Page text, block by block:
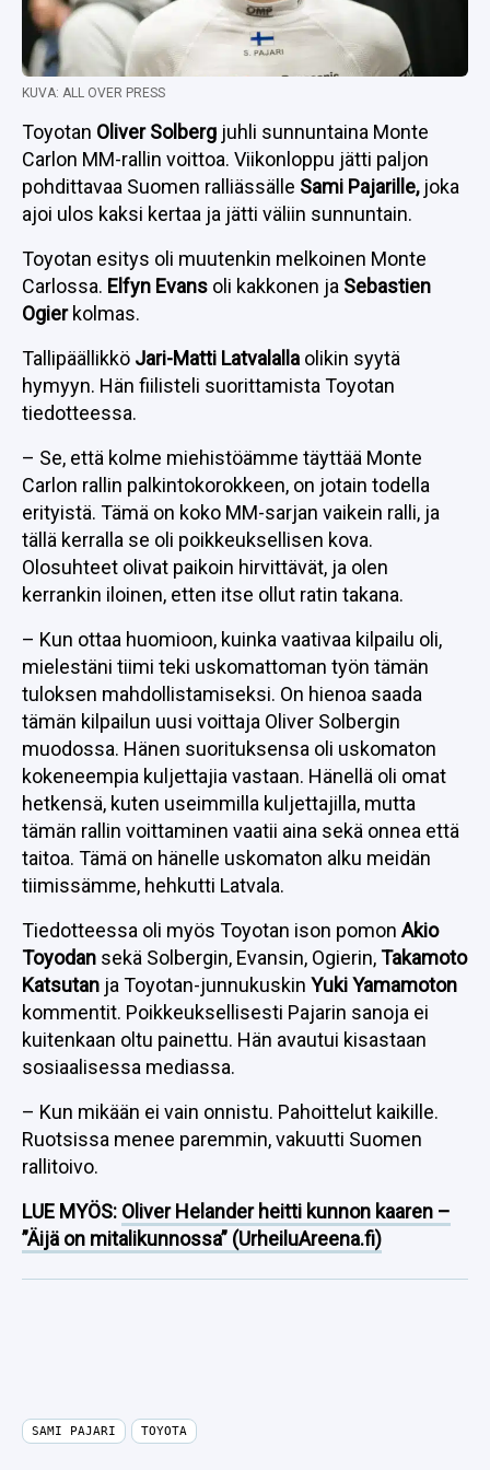
KUVA: ALL OVER PRESS
Toyotan Oliver Solberg juhli sunnuntaina Monte
Carlon MM-rallin voittoa. Viikonloppu jätti paljon
pohdittavaa Suomen ralliässälle Sami Pajarille,joka
ajoi ulos kaksi kertaa ja jätti väliin sunnuntain.
Toyotan esitys oli muutenkin melkoinen Monte
Carlossa. Elfyn Evans oli kakkonen ja Sebastien
Ogierkolmas.
Tallipäällikkö Jari-Matti Latvalalla olikin syytä
hymyyn. Hän fiilisteli suorittamista Toyotan
tiedotteessa.
– Se, että kolme miehistöämme täyttää Monte
Carlon rallin palkintokorokkeen, on jotain todella
erityistä. Tämä on koko MM-sarjan vaikein ralli, ja
tällä kerralla se oli poikkeuksellisen kova.
Olosuhteet olivat paikoin hirvittävät, ja olen
kerrankin iloinen, etten itse ollut ratin takana.
– Kun ottaa huomioon, kuinka vaativaa kilpailu oli,
mielestäni tiimi teki uskomattoman työn tämän
tuloksen mahdollistamiseksi. On hienoa saada
tämän kilpailun uusi voittaja Oliver Solbergin
muodossa. Hänen suorituksensa oli uskomaton
kokeneempia kuljettajia vastaan. Hänellä oli omat
hetkensä, kuten useimmilla kuljettajilla, mutta
tämän rallin voittaminen vaatii aina sekä onnea että
taitoa. Tämä on hänelle uskomaton alku meidän
tiimissämme, hehkutti Latvala.
Tiedotteessa oli myös Toyotan ison pomon Akio
Toyodan sekä Solbergin, Evansin, Ogierin,Takamoto
Katsutan ja Toyotan-junnukuskin Yuki Yamamoton
kommentit. Poikkeuksellisesti Pajarin sanoja ei
kuitenkaan oltu painettu. Hän avautui kisastaan
sosiaalisessa mediassa.
– Kun mikään ei vain onnistu. Pahoittelut kaikille.
Ruotsissa menee paremmin, vakuutti Suomen
rallitoivo.
LUE MYÖS: Oliver Helander heitti kunnon kaaren –
”Äijä on mitalikunnossa” (UrheiluAreena.fi)
SAMI PAJARI TOYOTA